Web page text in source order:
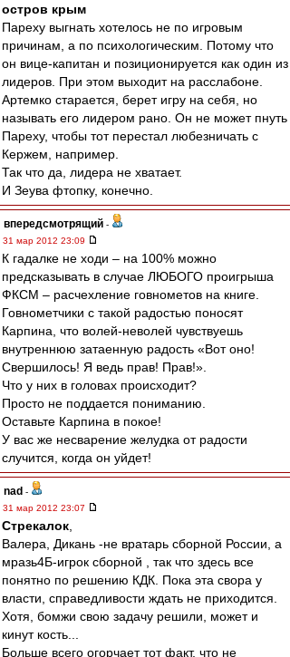
остров крым
Пареху выгнать хотелось не по игровым
причинам, а по психологическим. Потому что
он вице-капитан и позиционируется как один из
лидеров. При этом выходит на расслабоне.
Артемко старается, берет игру на себя, но
называть его лидером рано. Он не может пнуть
Пареху, чтобы тот перестал любезничать с
Кержем, например.
Так что да, лидера не хватает.
И Зеува фтопку, конечно.
впередсмотрящий -
31 мар 2012 23:09
К гадалке не ходи – на 100% можно
предсказывать в случае ЛЮБОГО проигрыша
ФКСМ – расчехление говнометов на книге.
Говнометчики с такой радостью поносят
Карпина, что волей-неволей чувствуешь
внутреннюю затаенную радость «Вот оно!
Свершилось! Я ведь прав! Прав!».
Что у них в головах происходит?
Просто не поддается пониманию.
Оставьте Карпина в покое!
У вас же несварение желудка от радости
случится, когда он уйдет!
nad -
31 мар 2012 23:07
Стрекалок
Валера, Дикань -не вратарь сборной России, а
мразь4Б-игрок сборной , так что здесь все
понятно по решению КДК. Пока эта свора у
власти, справедливости ждать не приходится.
Хотя, бомжи свою задачу решили, может и
кинут кость...
Больше всего огорчает тот факт, что не